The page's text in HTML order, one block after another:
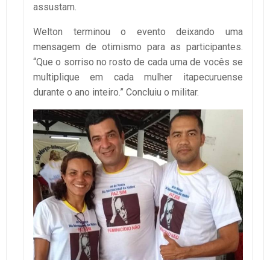
assustam.
Welton terminou o evento deixando uma
mensagem de otimismo para as participantes.
“Que o sorriso no rosto de cada uma de vocês se
multiplique em cada mulher itapecuruense
durante o ano inteiro.” Concluiu o militar.